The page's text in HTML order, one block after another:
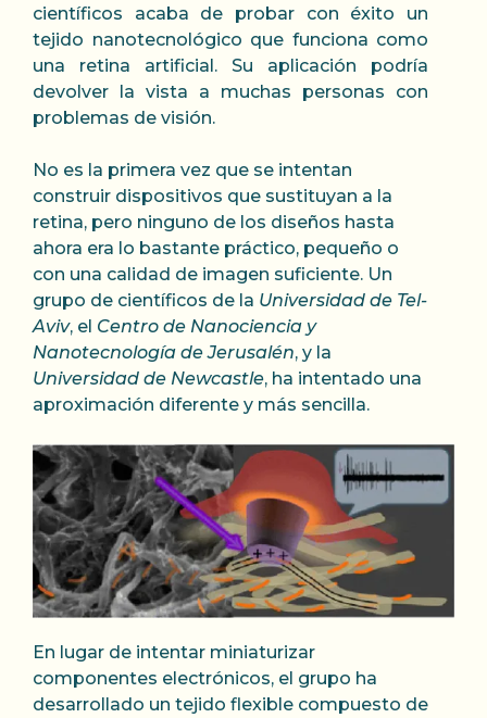
científicos acaba de probar con éxito un
tejido nanotecnológico que funciona como
una retina artificial. Su aplicación podría
devolver la vista a muchas personas con
problemas de visión.
No es la primera vez que se intentan
construir dispositivos que sustituyan a la
retina, pero ninguno de los diseños hasta
ahora era lo bastante práctico, pequeño o
con una calidad de imagen suficiente. Un
grupo de científicos de la Universidad de Tel-
Aviv, el Centro de Nanociencia y
Nanotecnología de Jerusalén, y la
Universidad de Newcastle, ha intentado una
aproximación diferente y más sencilla.
En lugar de intentar miniaturizar
componentes electrónicos, el grupo ha
desarrollado un tejido flexible compuesto de